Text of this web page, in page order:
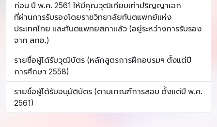
ก่อน ปี พ.ศ. 2561 ให้มีคุณวุฒิเทียบเท่าปริญญาเอก
ที่ผ่านการรับรองโดยราชวิทยาลัยทันตแพทย์แห่ง
ประเทศไทย และทันตแพทยสภาแล้ว (อยู่ระหว่างการรับรอง
จาก สกอ.)
รายชื่อผู้ได้รับวุฒิบัตร (หลักสูตรการฝึกอบรมฯ ตั้งแต่ปี
การศึกษา 2558)
รายชื่อผู้ได้รับอนุมัติบัตร (ตามเกณฑ์การสอบ ตั้งแต่ปี พ.ศ.
2561)